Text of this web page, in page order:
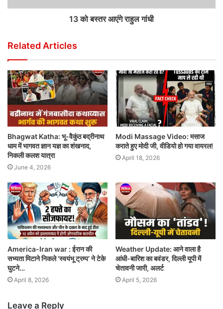
13 को बस्तर आएंगे राहुल गांधी
Related Articles
Bhagwat Katha: भू-वैकुंठ बद्रीनाथ
धाम में भागवत ज्ञान यज्ञ का शंखनाद,
निकली कलश यात्रा
June 4, 2026
Modi Massage Video: मसाज
कराते हुए मोदी जी, वीडियो हो गया वायरल!
April 18, 2026
America-Iran war : ईरान की
सभ्यता मिटाने निकले ‘स्वयंभू ट्रम्प’ ने टेके
घुटने…
April 8, 2026
Weather Update: आने वाला है
आंधी-बारिश का बवंडर, दिल्ली यूपी में
चेतावनी जारी, अलर्ट
April 5, 2026
Leave a Reply